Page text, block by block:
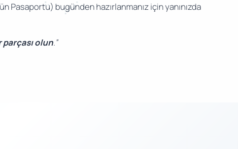
Pasaportu) bugünden hazırlanmanız için yanınızda
olun.”